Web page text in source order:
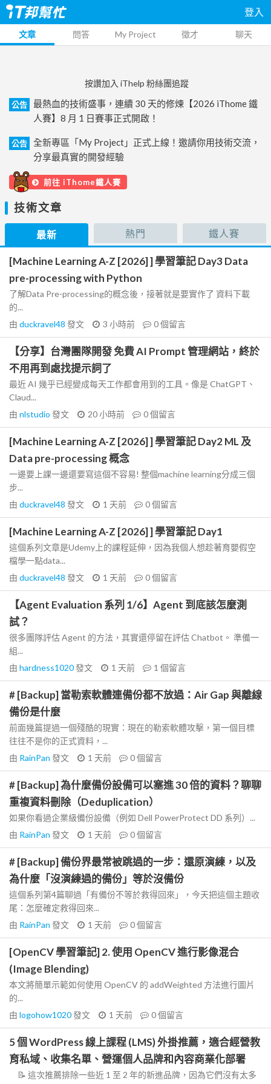
登入
文章 問答 My Project 徵才 聊天
按讚加入 iThelp 粉絲團追蹤
公告
最熱血的技術盛事，連續 30 天的修煉【2026 iThome 鐵
人賽】8 月 1 日賽事正式開啟！
公告
全新專區「My Project」正式上線！邀請你用技術交流，
分享最真實的開發經驗
前往 iThome鐵人賽
技術文章
最新 熱門 鐵人賽
[Machine Learning A-Z [2026] ] 學習筆記 Day3 Data
pre-processing with Python
了解Data Pre-processing的概念後，接著就是要實作了 資料下載
的...
由 duckravel48 發文 3 小時前 0個留言
【分享】台灣團隊開發 免費 AI Prompt 管理網站，終於
不用再到處找提示詞了
最近 AI 幾乎已經變成每天工作都會用到的工具。像是 ChatGPT、
Claud...
由 nlstudio 發文 20 小時前 0個留言
[Machine Learning A-Z [2026] ] 學習筆記 Day2 ML 及
Data pre-processing 概念
一邊要上課一邊還要寫這個不容易! 整個machine learning分成三個
步...
由 duckravel48 發文 1 天前 0個留言
[Machine Learning A-Z [2026] ] 學習筆記 Day1
這個系列文章是Udemy上的課程延伸，因為我個人想趁著育嬰假空
檔學一點data...
由 duckravel48 發文 1 天前 0個留言
【Agent Evaluation 系列 1/6】Agent 到底該怎麼測
試？
很多團隊評估 Agent 的方法，其實還停留在評估 Chatbot。 準備一
組...
由 hardness1020發文 1 天前 1 個留言
# [Backup] 當勒索軟體連備份都不放過：Air Gap 與離線
備份是什麼
前面幾篇提過一個殘酷的現實：現在的勒索軟體攻擊，第一個目標
往往不是你的正式資料，...
由 RainPan 發文 1 天前 0個留言
# [Backup] 為什麼備份設備可以塞進 30 倍的資料？聊聊
重複資料刪除（Deduplication）
如果你看過企業級備份設備（例如 Dell PowerProtect DD 系列）...
由 RainPan 發文 1 天前 0個留言
# [Backup] 備份界最常被跳過的一步：還原演練，以及
為什麼「沒演練過的備份」等於沒備份
這個系列第4篇聊過「有備份不等於救得回來」，今天把這個主題收
尾：怎麼確定救得回來...
由 RainPan 發文 1 天前 0個留言
[OpenCV 學習筆記] 2. 使用 OpenCV 進行影像混合
(Image Blending)
本文將簡單示範如何使用 OpenCV 的 addWeighted 方法進行圖片
的...
由 logohow1020發文 1 天前 0個留言
5 個 WordPress 線上課程 (LMS) 外掛推薦，適合經營教
育私域、收集名單、營運個人品牌和內容商業化部署
📝 這次推薦排除一些近 1 至 2 年的新進品牌，因為它們沒有太多